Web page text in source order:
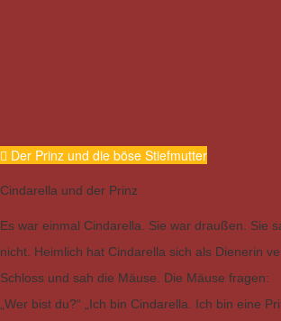
Der Prinz und die böse Stiefmutter
Cindarella und der Prinz
Es war einmal Cindarella. Sie war draußen. Sie
nicht. Heimlich hat Cindarella sich als Dienerin
Schloss und sah die Mäuse. Die Mäuse fragen:
„Wer bist du?“ „Ich bin Cindarella. Ich bin eine